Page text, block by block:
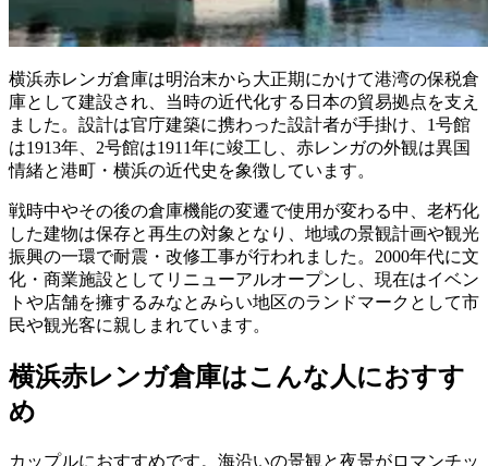
横浜赤レンガ倉庫は明治末から大正期にかけて港湾の保税倉
庫として建設され、当時の近代化する日本の貿易拠点を支え
ました。設計は官庁建築に携わった設計者が手掛け、1号館
は1913年、2号館は1911年に竣工し、赤レンガの外観は異国
情緒と港町・横浜の近代史を象徴しています。
戦時中やその後の倉庫機能の変遷で使用が変わる中、老朽化
した建物は保存と再生の対象となり、地域の景観計画や観光
振興の一環で耐震・改修工事が行われました。2000年代に文
化・商業施設としてリニューアルオープンし、現在はイベン
トや店舗を擁するみなとみらい地区のランドマークとして市
民や観光客に親しまれています。
横浜赤レンガ倉庫はこんな人におすす
め
カップルにおすすめです。海沿いの景観と夜景がロマンチッ